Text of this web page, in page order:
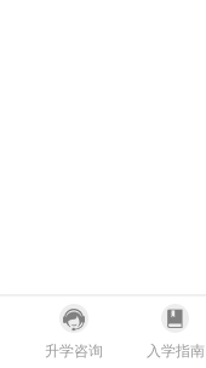
升学咨询 入学指南